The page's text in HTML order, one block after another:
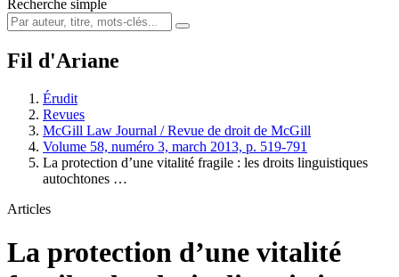
Recherche simple
Fil d'Ariane
Érudit
Revues
McGill Law Journal / Revue de droit de McGill
Volume 58, numéro 3, march 2013, p. 519-791
La protection d’une vitalité fragile : les droits linguistiques
autochtones …
Articles
La protection d’une vitalité